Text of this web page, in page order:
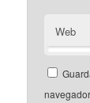
Web